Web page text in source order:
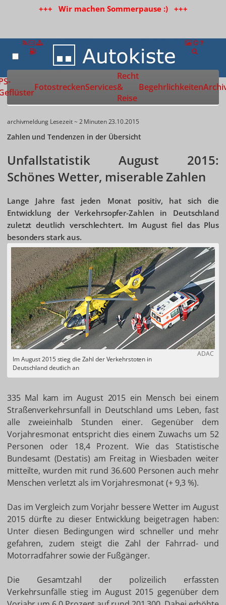
+++ Wir machen Sommerpause :) +++
Zur Startseite
FotostreckenServices
Recht
&
Reise
Begehrlichkeiten
archivmeldung Lesezeit ~ 2 Minuten23.10.2015
Zahlen und Tendenzen in der Übersicht
Unfallstatistik August 2015:
Schönes Wetter, miserable Zahlen
Lange Jahre fast jeden Monat positiv, hat sich die
Entwicklung der Verkehrsopfer-Zahlen in Deutschland
zuletzt deutlich verschlechtert. Im August fiel das Plus
besonders stark aus.
ADAC
Im August 2015 stieg die Zahl der Verkehrstoten in
Deutschland deutlich an
335 Mal kam im August 2015 ein Mensch bei einem
Straßenverkehrsunfall in Deutschland ums Leben, fast
alle zweieinhalb Stunden einer. Gegenüber dem
Vorjahresmonat entspricht dies einem Zuwachs um 52
Personen oder 18,4 Prozent. Wie das Statistische
Bundesamt (Destatis) am Freitag in Wiesbaden weiter
mitteilte, wurden mit rund 36.600 Personen auch mehr
Menschen verletzt als im Vorjahresmonat (+ 9,3 %).
Das im Vergleich zum Vorjahr bessere Wetter im August
2015 dürfte zu dieser Entwicklung beigetragen haben:
Unter diesen Bedingungen wird schneller und mehr
gefahren, zudem steigt die Zahl der Fahrrad- und
Motorradfahrer sowie der Fußgänger.
Die Gesamtzahl der polizeilich erfassten
Verkehrsunfälle stieg im August 2015 gegenüber dem